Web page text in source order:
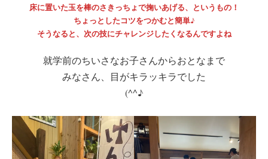
床に置いた玉を棒のさきっちょで掬いあげる、というもの！
ちょっとしたコツをつかむと簡単♪
そうなると、次の技にチャレンジしたくなるんですよね
就学前のちいさなお子さんからおとなまで
みなさん、目がキラッキラでした
(^^♪